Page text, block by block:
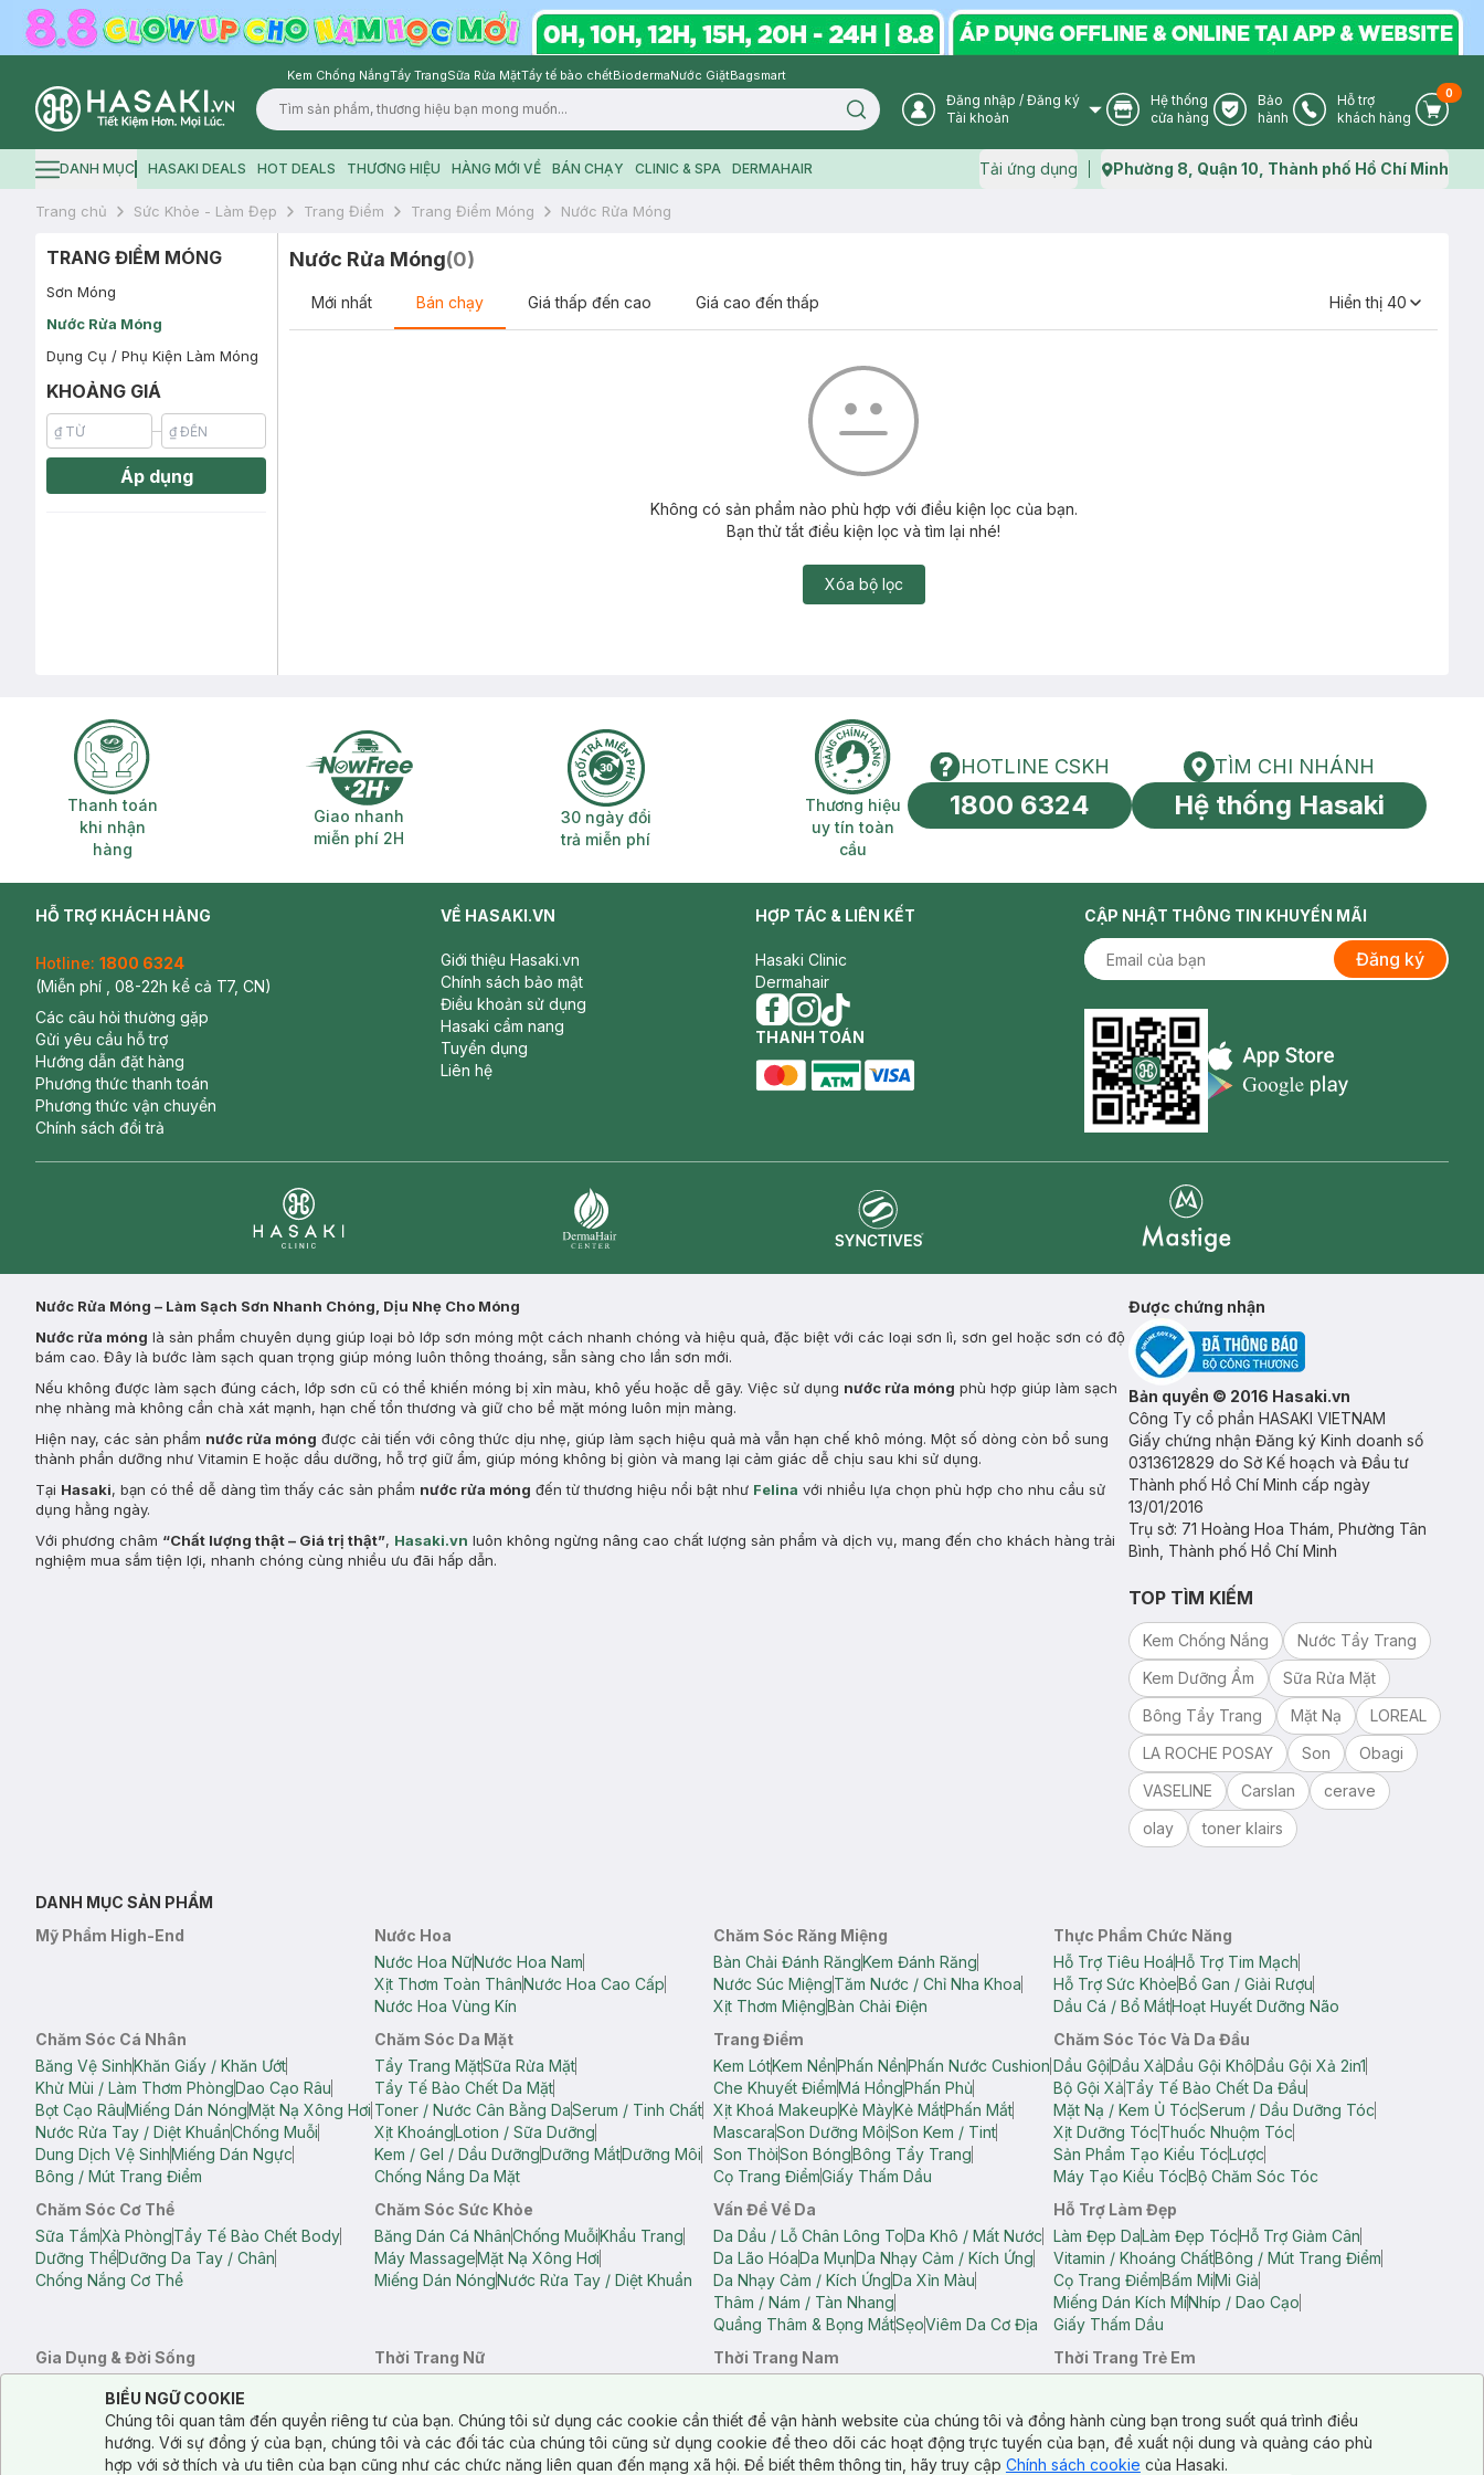
Kem Chống NắngTẩy TrangSữa Rửa MặtTẩy tế bào chếtBiodermaNước GiặtBagsmart
Logo
Search icon User Icon
Đăng nhập / Đăng ký
Tài khoản
Store Icon
Hệ thống
cửa hàng
Warranty Icon
Bảo
hành
Phone Icon
Hỗ trợ
khách hàng
Cart
0
Hamburger icon
DANH MỤC HASAKI DEALS HOT DEALS THƯƠNG HIỆU HÀNG MỚI VỀ BÁN CHẠY CLINIC & SPA DERMAHAIR Tải ứng dụng Map icon
Phường 8, Quận 10, Thành phố Hồ Chí Minh
Trang chủ Sức Khỏe - Làm Đẹp Trang Điểm Trang Điểm Móng Nước Rửa Móng
TRANG ĐIỂM MÓNG
Sơn Móng
Nước Rửa Móng
Dụng Cụ / Phụ Kiện Làm Móng
KHOẢNG GIÁ
Áp dụng
Nước Rửa Móng(0)
Mới nhất Bán chạy Giá thấp đến cao Giá cao đến thấp Hiển thị 40
Không có sản phẩm nào phù hợp với điều kiện lọc của bạn.
Bạn thử tắt điều kiện lọc và tìm lại nhé!
Xóa bộ lọc
Thanh toán khi nhận hàng
Thanh toán
khi nhận
hàng
Giao nhanh miễn phí 2H
Giao nhanh
miễn phí 2H
30 ngày đổi trả miễn phí
30 ngày đổi
trả miễn phí
Thương hiệu uy tín toàn cầu
Thương hiệu
uy tín toàn
cầu
HOTLINE CSKH
HOTLINE CSKH
1800 6324
Tìm chi nhánh
TÌM CHI NHÁNH
Hệ thống Hasaki
HỖ TRỢ KHÁCH HÀNG
Hotline: 1800 6324
(Miễn phí , 08-22h kể cả T7, CN)
Các câu hỏi thường gặp
Gửi yêu cầu hỗ trợ
Hướng dẫn đặt hàng
Phương thức thanh toán
Phương thức vận chuyển
Chính sách đổi trả
VỀ HASAKI.VN
Giới thiệu Hasaki.vn
Chính sách bảo mật
Điều khoản sử dụng
Hasaki cẩm nang
Tuyển dụng
Liên hệ
HỢP TÁC & LIÊN KẾT
Hasaki Clinic
Dermahair
facebook
instagram
tiktok
THANH TOÁN
CẬP NHẬT THÔNG TIN KHUYẾN MÃI
Đăng ký
Appstore icon
Nước Rửa Móng – Làm Sạch Sơn Nhanh Chóng, Dịu Nhẹ Cho Móng
Nước rửa móng là sản phẩm chuyên dụng giúp loại bỏ lớp sơn móng một cách nhanh chóng và hiệu quả, đặc biệt với các loại sơn lì, sơn gel hoặc sơn có độ
bám cao. Đây là bước làm sạch quan trọng giúp móng luôn thông thoáng, sẵn sàng cho lần sơn mới.
Nếu không được làm sạch đúng cách, lớp sơn cũ có thể khiến móng bị xỉn màu, khô yếu hoặc dễ gãy. Việc sử dụng nước rửa móng phù hợp giúp làm sạch
nhẹ nhàng mà không cần chà xát mạnh, hạn chế tổn thương và giữ cho bề mặt móng luôn mịn màng.
Hiện nay, các sản phẩm nước rửa móng được cải tiến với công thức dịu nhẹ, giúp làm sạch hiệu quả mà vẫn hạn chế khô móng. Một số dòng còn bổ sung
thành phần dưỡng như Vitamin E hoặc dầu dưỡng, hỗ trợ giữ ẩm, giúp móng không bị giòn và mang lại cảm giác dễ chịu sau khi sử dụng.
Tại Hasaki, bạn có thể dễ dàng tìm thấy các sản phẩm nước rửa móng đến từ thương hiệu nổi bật như Felina với nhiều lựa chọn phù hợp cho nhu cầu sử
dụng hằng ngày.
Với phương châm “Chất lượng thật – Giá trị thật”, Hasaki.vn luôn không ngừng nâng cao chất lượng sản phẩm và dịch vụ, mang đến cho khách hàng trải
nghiệm mua sắm tiện lợi, nhanh chóng cùng nhiều ưu đãi hấp dẫn.
Được chứng nhận
Bản quyền © 2016 Hasaki.vn
Công Ty cổ phần HASAKI VIETNAM
Giấy chứng nhận Đăng ký Kinh doanh số
0313612829 do Sở Kế hoạch và Đầu tư
Thành phố Hồ Chí Minh cấp ngày
13/01/2016
Trụ sở: 71 Hoàng Hoa Thám, Phường Tân
Bình, Thành phố Hồ Chí Minh
TOP TÌM KIẾM
Kem Chống Nắng
Nước Tẩy Trang
Kem Dưỡng Ẩm
Sữa Rửa Mặt
Bông Tẩy Trang
Mặt Nạ
LOREAL
LA ROCHE POSAY
Son
Obagi
VASELINE
Carslan
cerave
olay
toner klairs
DANH MỤC SẢN PHẨM
Mỹ Phẩm High-End
Nước Hoa
Nước Hoa NữNước Hoa Nam
Xịt Thơm Toàn ThânNước Hoa Cao Cấp
Nước Hoa Vùng Kín
Chăm Sóc Răng Miệng
Bàn Chải Đánh RăngKem Đánh Răng
Nước Súc MiệngTăm Nước / Chỉ Nha Khoa
Xịt Thơm MiệngBàn Chải Điện
Thực Phẩm Chức Năng
Hỗ Trợ Tiêu HoáHỗ Trợ Tim Mạch
Hỗ Trợ Sức KhỏeBổ Gan / Giải Rượu
Dầu Cá / Bổ MắtHoạt Huyết Dưỡng Não
Chăm Sóc Cá Nhân
Băng Vệ SinhKhăn Giấy / Khăn Ướt
Khử Mùi / Làm Thơm PhòngDao Cạo Râu
Bọt Cạo RâuMiếng Dán NóngMặt Nạ Xông Hơi
Nước Rửa Tay / Diệt KhuẩnChống Muỗi
Dung Dịch Vệ SinhMiếng Dán Ngực
Bông / Mút Trang Điểm
Chăm Sóc Da Mặt
Tẩy Trang MặtSữa Rửa Mặt
Tẩy Tế Bào Chết Da Mặt
Toner / Nước Cân Bằng DaSerum / Tinh Chất
Xịt KhoángLotion / Sữa Dưỡng
Kem / Gel / Dầu DưỡngDưỡng MắtDưỡng Môi
Chống Nắng Da Mặt
Trang Điểm
Kem LótKem NềnPhấn NềnPhấn Nước Cushion
Che Khuyết ĐiểmMá HồngPhấn Phủ
Xịt Khoá MakeupKẻ MàyKẻ MắtPhấn Mắt
MascaraSon Dưỡng MôiSon Kem / Tint
Son ThỏiSon BóngBông Tẩy Trang
Cọ Trang ĐiểmGiấy Thấm Dầu
Chăm Sóc Tóc Và Da Đầu
Dầu GộiDầu XảDầu Gội KhôDầu Gội Xả 2in1
Bộ Gội XảTẩy Tế Bào Chết Da Đầu
Mặt Nạ / Kem Ủ TócSerum / Dầu Dưỡng Tóc
Xịt Dưỡng TócThuốc Nhuộm Tóc
Sản Phẩm Tạo Kiểu TócLược
Máy Tạo Kiểu TócBộ Chăm Sóc Tóc
Chăm Sóc Cơ Thể
Sữa TắmXà PhòngTẩy Tế Bào Chết Body
Dưỡng ThểDưỡng Da Tay / Chân
Chống Nắng Cơ Thể
Chăm Sóc Sức Khỏe
Băng Dán Cá NhânChống MuỗiKhẩu Trang
Máy MassageMặt Nạ Xông Hơi
Miếng Dán NóngNước Rửa Tay / Diệt Khuẩn
Vấn Đề Về Da
Da Dầu / Lỗ Chân Lông ToDa Khô / Mất Nước
Da Lão HóaDa MụnDa Nhạy Cảm / Kích Ứng
Da Nhạy Cảm / Kích ỨngDa Xỉn Màu
Thâm / Nám / Tàn Nhang
Quầng Thâm & Bọng MắtSẹoViêm Da Cơ Địa
Hỗ Trợ Làm Đẹp
Làm Đẹp DaLàm Đẹp TócHỗ Trợ Giảm Cân
Vitamin / Khoáng ChấtBông / Mút Trang Điểm
Cọ Trang ĐiểmBấm MiMi Giả
Miếng Dán Kích MíNhíp / Dao Cạo
Giấy Thấm Dầu
Gia Dụng & Đời Sống
Bông Tắm / Phụ Kiện Tắm
Phụ Kiện Điện Thoại Quạt Cầm Tay / Quạt Mini
Khử Mùi / Làm Thơm PhòngNước GiặtNước Xả
Thời Trang Nữ
Quần Lót NữQuần Short Nữ
Thời Trang Nam
Thời Trang Trẻ Em
Túi Xách
Cookie Consent
Notice about cookies usage
BIỂU NGỮ COOKIE
Chúng tôi quan tâm đến quyền riêng tư của bạn. Chúng tôi sử dụng các cookie cần thiết để vận hành website của chúng tôi và đồng hành cùng bạn trong suốt quá trình điều
hướng. Với sự đồng ý của bạn, chúng tôi và các đối tác của chúng tôi cũng sử dụng cookie để theo dõi các hoạt động trực tuyến của bạn, đề xuất nội dung và quảng cáo phù
hợp với sở thích và ưu tiên của bạn cũng như các chức năng liên quan đến mạng xã hội. Để biết thêm thông tin, hãy truy cập Chính sách cookie của Hasaki.